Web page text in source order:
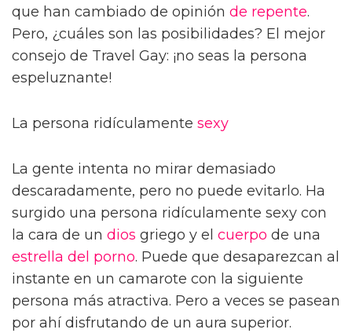
que han cambiado de opinión de repente.
Pero, ¿cuáles son las posibilidades? El mejor
consejo de Travel Gay: ¡no seas la persona
espeluznante!
La persona ridículamente sexy
La gente intenta no mirar demasiado
descaradamente, pero no puede evitarlo. Ha
surgido una persona ridículamente sexy con
la cara de un dios griego y el cuerpo de una
estrella del porno. Puede que desaparezcan al
instante en un camarote con la siguiente
persona más atractiva. Pero a veces se pasean
por ahí disfrutando de un aura superior.